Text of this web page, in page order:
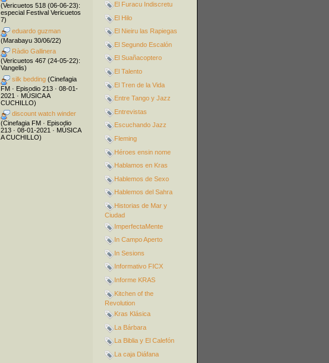
El Furacu Indiscretu
El Hilo
El Nieiru las Rapiegas
El Segundo Escalón
El Suañacoptero
El Talento
El Tren de la Vida
Entre Tango y Jazz
Entrevistas
Escuchando Jazz
Fleming
Héroes ensin nome
Hablamos en Kras
Hablemos de Sexo
Hablemos del Sahra
Historias de Mar y
Ciudad
ImperfectaMente
In Campo Aperto
In Sesions
Informativo FICX
Informe KRAS
Kitchen of the
Revolution
Kras Klásica
La Bárbara
La Biblia y El Calefón
La caja Diáfana
(Vericuetos 518 (06-06-23):
especial Festival Vericuetos
7)
eduardo guzman
(Marabayu 30/06/22)
Ràdio Gallinera
(Vericuetos 467 (24-05-22):
Vangelis)
silk bedding (Cinefagia
FM · Episodio 213 · 08-01-
2021 · MÚSICA A
CUCHILLO)
discount watch winder
(Cinefagia FM · Episodio
213 · 08-01-2021 · MÚSICA
A CUCHILLO)